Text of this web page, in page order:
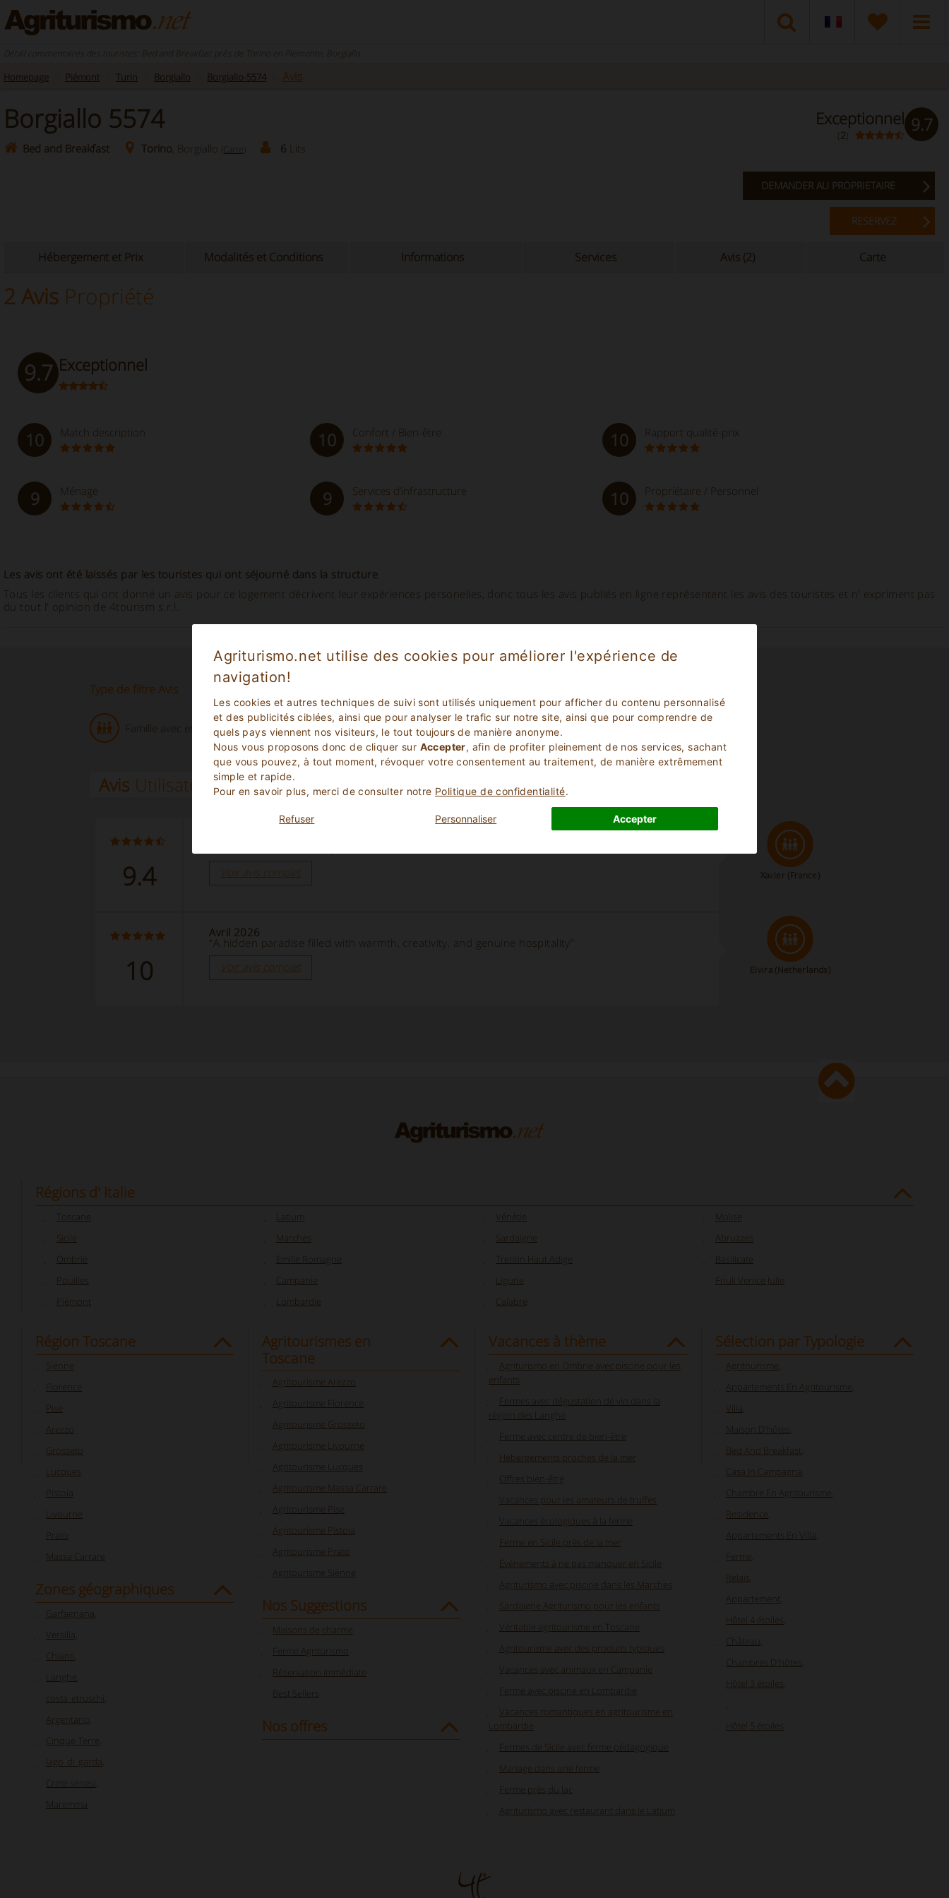
Agriturismo.net utilise des cookies pour améliorer l'expérience de
navigation!
Les cookies et autres techniques de suivi sont utilisés uniquement pour afficher du contenu personnalisé
et des publicités ciblées, ainsi que pour analyser le trafic sur notre site, ainsi que pour comprendre de
quels pays viennent nos visiteurs, le tout toujours de manière anonyme.
Nous vous proposons donc de cliquer sur Accepter, afin de profiter pleinement de nos services, sachant
que vous pouvez, à tout moment, révoquer votre consentement au traitement, de manière extrêmement
simple et rapide.
Pour en savoir plus, merci de consulter notre Politique de confidentialité.
Refuser Personnaliser Accepter
Détail commentaires des touristes: Bed and Breakfast près de Torino en Piemonte, Borgiallo
Homepage Piémont Turin Borgiallo Borgiallo-5574 Avis
Borgiallo 5574
Bed and Breakfast Torino, Borgiallo (Carte) 6 Lits
Exceptionnel
(2) 9.7
DEMANDER AU PROPRIETAIRE
RESERVEZ
Hébergement et Prix Modalités et Conditions Informations Services Avis (2) Carte
2 Avis Propriété
9.7 Exceptionnel
10 Match description 10 Confort / Bien-être 10 Rapport qualité-prix
9 Ménage 9 Services d’infrastructure 10 Propriétaire / Personnel
Les avis ont été laissés par les touristes qui ont séjourné dans la structure
Tous les clients qui ont donné un avis pour ce logement décrivent leur expériences personelles, donc tous les avis publiés en ligne représentent les avis des touristes et n' expriment pas
du tout l' opinion de 4tourism s.r.l.
Type de filtre Avis
Famille avec enfants plus âgés (2)
Avis Utilisateurs
Xavier (France)
Voir avis complet
9.4
Elvira (Netherlands)
Avril 2026
“A hidden paradise filled with warmth, creativity, and genuine hospitality”
Voir avis complet
10
Régions d' Italie
Toscane
Sicile
Ombrie
Pouilles
Piémont
Latium
Marches
Emilie Romagne
Campanie
Lombardie
Vénétie
Sardaigne
Trentin Haut Adige
Ligurie
Calabre
Molise
Abruzzes
Basilicate
Friuli Venice Julie
Région Toscane
Sienne
Florence
Pise
Arezzo
Grosseto
Lucques
Pistoia
Livourne
Prato
Massa Carrare
Zones géographiques
Garfagnana
Versilia
Chianti
Langhe
costa_etruschi
Argentario
Cinque Terre
lago_di_garda
Crete senesi
Maremma
Agritourismes en
Toscane
Agritourisme Arezzo
Agritourisme Florence
Agritourisme Grosseto
Agritourisme Livourne
Agritourisme Lucques
Agritourisme Massa Carrare
Agritourisme Pise
Agritourisme Pistoia
Agritourisme Prato
Agritourisme Sienne
Nos Suggestions
Maisons de charme
Ferme Agriturismo
Réservation immédiate
Best Sellers
Nos offres
Vacances à thème
Agriturismo en Ombrie avec piscine pour les
enfants
Fermes avec dégustation de vin dans la
région des Langhe
Ferme avec centre de bien-être
Hébergements proches de la mer
Offres bien-être
Vacances pour les amateurs de truffes
Vacances écologiques à la ferme
Ferme en Sicile près de la mer
Événements à ne pas manquer en Sicile
Agriturismo avec piscine dans les Marches
Sardaigne Agriturismo pour les enfants
Véritable agritourisme en Toscane
Agritourisme avec des produits typiques
Vacances avec animaux en Campanie
Ferme avec piscine en Lombardie
Vacances romantiques en agritourisme en
Lombardie
Fermes de Sicile avec ferme pédagogique
Mariage dans une ferme
Ferme près du lac
Agriturismo avec restaurant dans le Latium
Sélection par Typologie
Agritourisme
Appartements En Agritourisme
Villa
Maison D'hôtes
Bed And Breakfast
Casa In Campagna
Chambre En Agritourisme
Residence
Appartements En Villa
Ferme
Relais
Appartement
Hôtel 4 étoiles
Château
Chambres D'hôtes
Hôtel 3 étoiles
Hôtel 5 étoiles